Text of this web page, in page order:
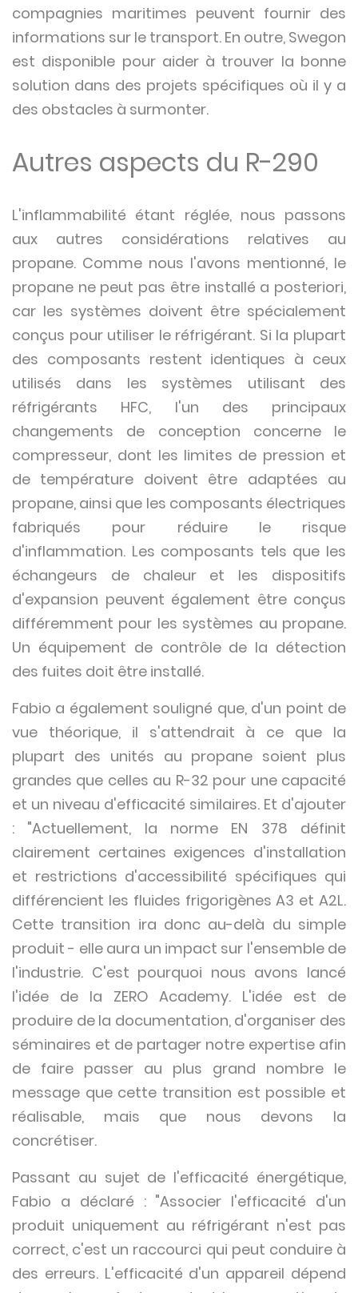
compagnies maritimes peuvent fournir des
informations sur le transport. En outre, Swegon
est disponible pour aider à trouver la bonne
solution dans des projets spécifiques où il y a
des obstacles à surmonter.
Autres aspects du R-290
L'inflammabilité étant réglée, nous passons
aux autres considérations relatives au
propane. Comme nous l'avons mentionné, le
propane ne peut pas être installé a posteriori,
car les systèmes doivent être spécialement
conçus pour utiliser le réfrigérant. Si la plupart
des composants restent identiques à ceux
utilisés dans les systèmes utilisant des
réfrigérants HFC, l'un des principaux
changements de conception concerne le
compresseur, dont les limites de pression et
de température doivent être adaptées au
propane, ainsi que les composants électriques
fabriqués pour réduire le risque
d'inflammation. Les composants tels que les
échangeurs de chaleur et les dispositifs
d'expansion peuvent également être conçus
différemment pour les systèmes au propane.
Un équipement de contrôle de la détection
des fuites doit être installé.
Fabio a également souligné que, d'un point de
vue théorique, il s'attendrait à ce que la
plupart des unités au propane soient plus
grandes que celles au R-32 pour une capacité
et un niveau d'efficacité similaires. Et d'ajouter
: "Actuellement, la norme EN 378 définit
clairement certaines exigences d'installation
et restrictions d'accessibilité spécifiques qui
différencient les fluides frigorigènes A3 et A2L.
Cette transition ira donc au-delà du simple
produit - elle aura un impact sur l'ensemble de
l'industrie. C'est pourquoi nous avons lancé
l'idée de la ZERO Academy. L'idée est de
produire de la documentation, d'organiser des
séminaires et de partager notre expertise afin
de faire passer au plus grand nombre le
message que cette transition est possible et
réalisable, mais que nous devons la
concrétiser.
Passant au sujet de l'efficacité énergétique,
Fabio a déclaré : "Associer l'efficacité d'un
produit uniquement au réfrigérant n'est pas
correct, c'est un raccourci qui peut conduire à
des erreurs. L'efficacité d'un appareil dépend